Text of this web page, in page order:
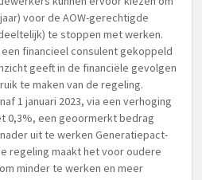
voor de AOW-gerechtigde
te stoppen met werken.
financieel consulent gekoppeld
geeft in de financiële gevolgen
te maken van de regeling.
1 januari 2023, via een verhoging
0,3%, een geoormerkt bedrag
uit te werken Generatiepact-
regeling maakt het voor oudere
minder te werken en meer